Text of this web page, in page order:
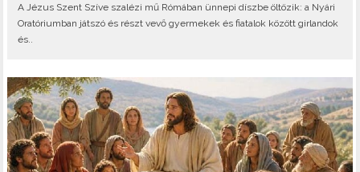
A Jézus Szent Szíve szalézi mű Rómában ünnepi díszbe öltözik: a Nyári
Oratóriumban játszó és részt vevő gyermekek és fiatalok között girlandok
és..